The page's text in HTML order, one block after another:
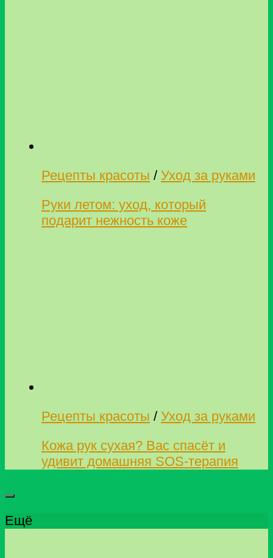
Рецепты красоты / Уход за руками
Руки летом: уход, который
подарит нежность коже
Рецепты красоты / Уход за руками
Кожа рук сухая? Вас спасёт и
удивит домашняя SOS-терапия
Ещё